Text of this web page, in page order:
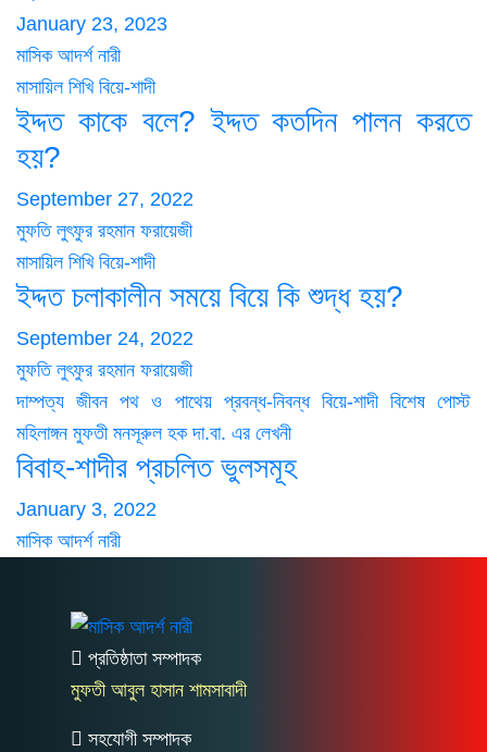
January 23, 2023
মাসিক আদর্শ নারী
মাসায়িল শিখি বিয়ে-শাদী
ইদ্দত কাকে বলে? ইদ্দত কতদিন পালন করতে
হয়?
September 27, 2022
মুফতি লুৎফুর রহমান ফরায়েজী
মাসায়িল শিখি বিয়ে-শাদী
ইদ্দত চলাকালীন সময়ে বিয়ে কি শুদ্ধ হয়?
September 24, 2022
মুফতি লুৎফুর রহমান ফরায়েজী
দাম্পত্য জীবন পথ ও পাথেয় প্রবন্ধ-নিবন্ধ বিয়ে-শাদী বিশেষ পোস্ট
মহিলাঙ্গন মুফতী মনসূরুল হক দা.বা. এর লেখনী
বিবাহ-শাদীর প্রচলিত ভুলসমূহ
January 3, 2022
মাসিক আদর্শ নারী
প্রতিষ্ঠাতা সম্পাদক
মুফতী আবুল হাসান শামসাবাদী
সহযোগী সম্পাদক